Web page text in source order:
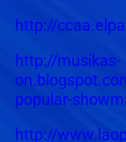
http://
http://musikas-
popular-
http://